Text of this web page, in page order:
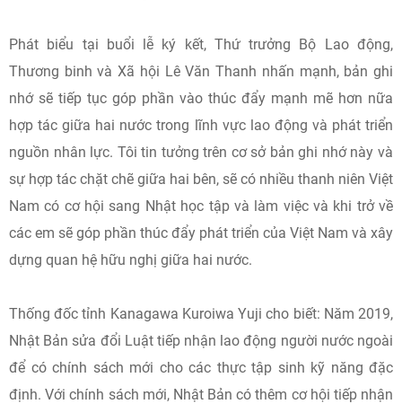
Phát biểu tại buổi lễ ký kết, Thứ trưởng Bộ Lao động,
Thương binh và Xã hội Lê Văn Thanh nhấn mạnh, bản ghi
nhớ sẽ tiếp tục góp phần vào thúc đẩy mạnh mẽ hơn nữa
hợp tác giữa hai nước trong lĩnh vực lao động và phát triển
nguồn nhân lực. Tôi tin tưởng trên cơ sở bản ghi nhớ này và
sự hợp tác chặt chẽ giữa hai bên, sẽ có nhiều thanh niên Việt
Nam có cơ hội sang Nhật học tập và làm việc và khi trở về
các em sẽ góp phần thúc đẩy phát triển của Việt Nam và xây
dựng quan hệ hữu nghị giữa hai nước.
Thống đốc tỉnh Kanagawa Kuroiwa Yuji cho biết: Năm 2019,
Nhật Bản sửa đổi Luật tiếp nhận lao động người nước ngoài
để có chính sách mới cho các thực tập sinh kỹ năng đặc
định. Với chính sách mới, Nhật Bản có thêm cơ hội tiếp nhận